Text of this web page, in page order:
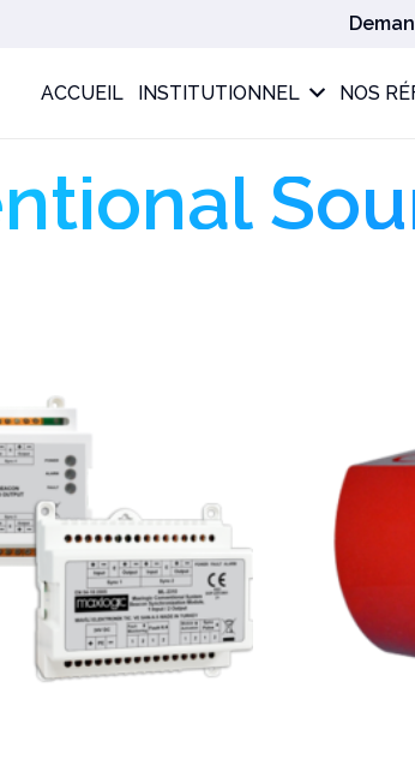
ACCUEIL INSTITUTIONNEL NOS